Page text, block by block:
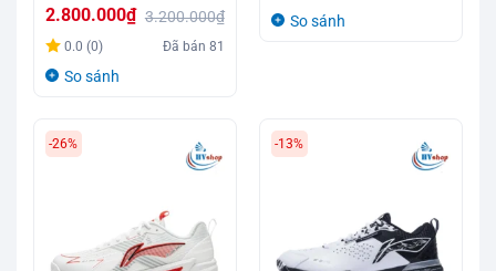
3.200.000₫
Giá
gốc
2.800.000₫
Giá
hiện
2.800.000₫.
0.0 (0) Đã bán81
So sánh
gốc
hiệnSo sánh
-26% -13%